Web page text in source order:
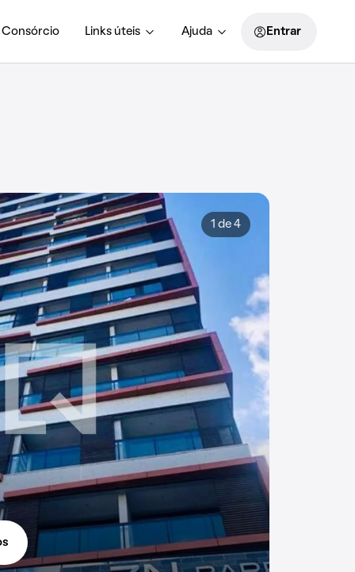
Consórcio Links úteis Ajuda Entrar
1 de 4